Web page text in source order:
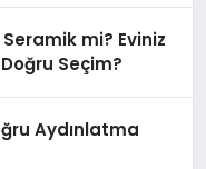
mi? Eviniz
Seçim?
Aydınlatma